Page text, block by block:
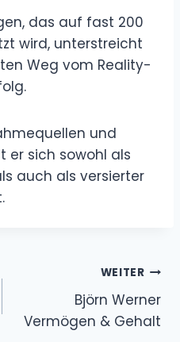
das auf fast 200
wird, unterstreicht
Weg vom Reality-
und
er sich sowohl als
auch als versierter
WEITER
Björn Werner
Vermögen & Gehalt